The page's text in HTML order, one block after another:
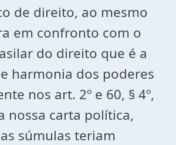
de direito, ao mesmo
em confronto com o
do direito que é a
harmonia dos poderes
nos art. 2º e 60, § 4º,
nossa carta política,
súmulas teriam